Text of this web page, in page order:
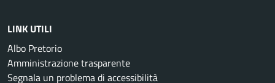
LINK UTILI
Albo Pretorio
Amministrazione trasparente
Segnala un problema di accessibilità